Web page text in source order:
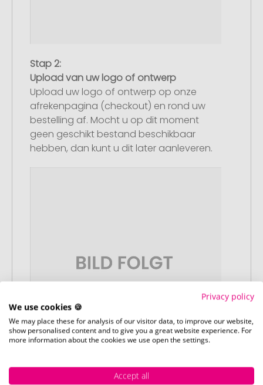
Stap 2:
Upload van uw logo of ontwerp
Upload uw logo of ontwerp op onze
afrekenpagina (checkout) en rond uw
bestelling af. Mocht u op dit moment
geen geschikt bestand beschikbaar
hebben, dan kunt u dit later aanleveren.
Privacy policy
We use cookies 🍪
We may place these for analysis of our visitor data, to improve our website,
show personalised content and to give you a great website experience. For
more information about the cookies we use open the settings.
Accept all